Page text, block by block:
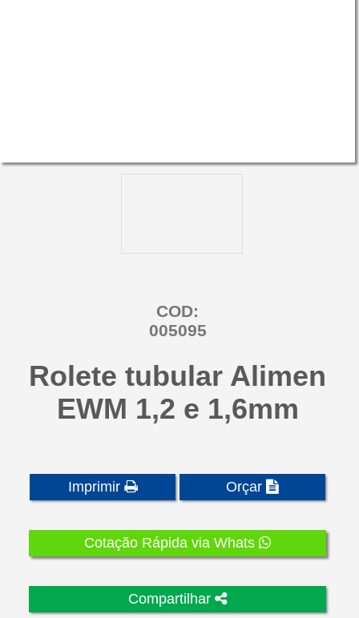
COD:
005095
Rolete tubular Alimen
EWM 1,2 e 1,6mm
Imprimir Orçar
Cotação Rápida via Whats
Compartilhar